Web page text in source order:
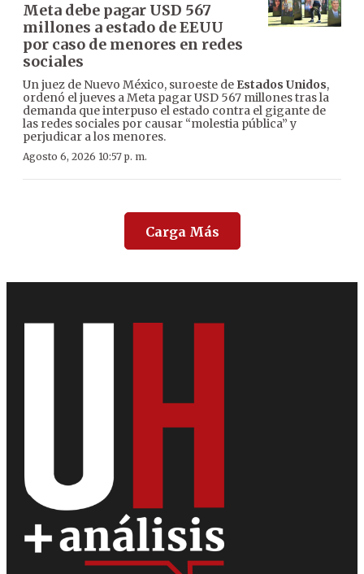
Meta debe pagar USD 567
millones a estado de EEUU
por caso de menores en redes
sociales
Un juez de Nuevo México, suroeste de Estados Unidos,
ordenó el jueves a Meta pagar USD 567 millones tras la
demanda que interpuso el estado contra el gigante de
las redes sociales por causar “molestia pública” y
perjudicar a los menores.
Agosto 6, 2026 10:57 p. m.
Carga Más